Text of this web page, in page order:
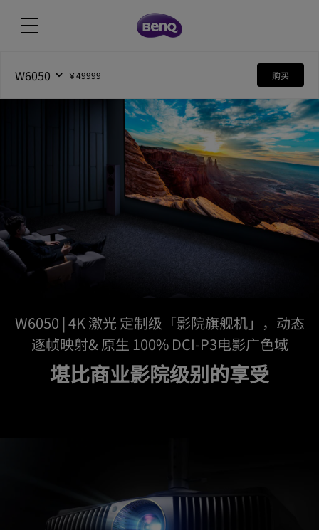
W6050 ￥49999 购买
W6050 | 4K 激光 定制级「影院旗舰机」，动态
逐帧映射& 原生 100% DCI-P3电影广色域
堪比商业影院级别的享受